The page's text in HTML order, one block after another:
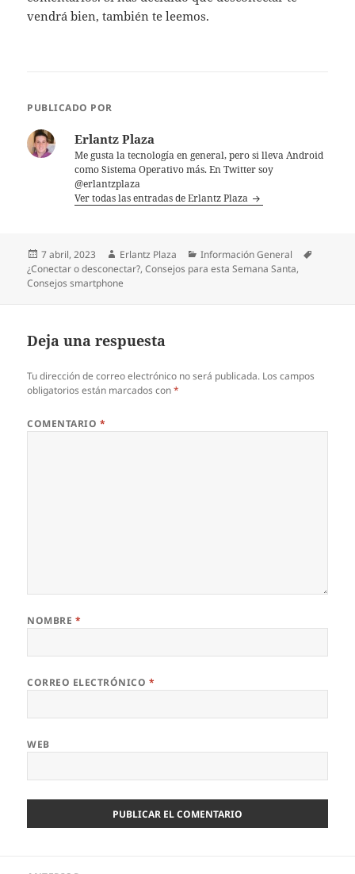
vendrá bien, también te leemos.
PUBLICADO POR
Erlantz Plaza
Me gusta la tecnología en general, pero si lleva Android
como Sistema Operativo más. En Twitter soy
@erlantzplaza
Ver todas las entradas de Erlantz Plaza
Publicado
el
7 abril, 2023 Autor
Erlantz Plaza Categorías
Información General
¿Conectar o desconectar?,Consejos para esta Semana Santa,
Consejos smartphone
Deja una respuesta
Tu dirección de correo electrónico no será publicada. Los campos
obligatorios están marcados con*
COMENTARIO *
NOMBRE *
CORREO ELECTRÓNICO *
WEB